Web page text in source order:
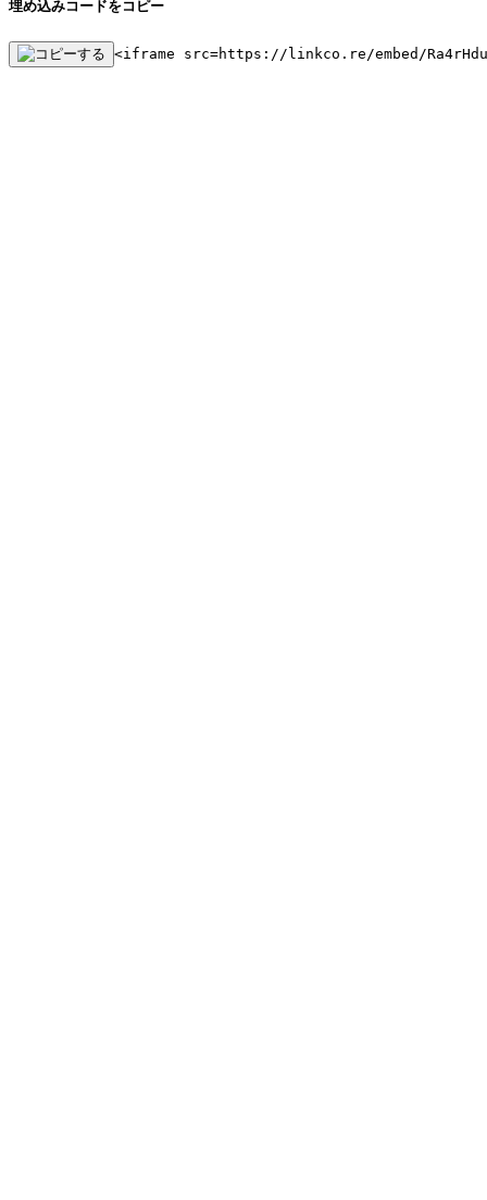
埋め込みコードをコピー
<iframe src=https://linkco.re/embed/